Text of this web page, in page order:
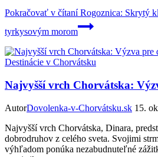
Pokračovať v čítaníRogoznica: Skrytý
tyrkysovým morom
Destinácie v Chorvátsku
Najvyšší vrch Chorvátska:
AutorDovolenka-v-Chorvátsku.sk 15.
Najvyšší vrch Chorvátska, Dinara,
dobrodruhov z celého sveta. Svojimi
výhľadom ponúka nezabudnuteľné